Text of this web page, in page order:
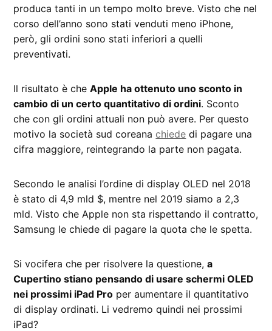
produca tanti in un tempo molto breve. Visto che nel
corso dell’anno sono stati venduti meno iPhone,
però, gli ordini sono stati inferiori a quelli
preventivati.
Il risultato è cheApple ha ottenuto uno sconto in
cambio di un certo quantitativo di ordini. Sconto
che con gli ordini attuali non può avere. Per questo
motivo la società sud coreana chiede di pagare una
cifra maggiore, reintegrando la parte non pagata.
Secondo le analisi l’ordine di display OLED nel 2018
è stato di 4,9 mld $, mentre nel 2019 siamo a 2,3
mld. Visto che Apple non sta rispettando il contratto,
Samsung le chiede di pagare la quota che le spetta.
Si vocifera che per risolvere la questione,a
Cupertino stiano pensando di usare schermi OLED
nei prossimi iPad Pro per aumentare il quantitativo
di display ordinati. Li vedremo quindi nei prossimi
iPad?